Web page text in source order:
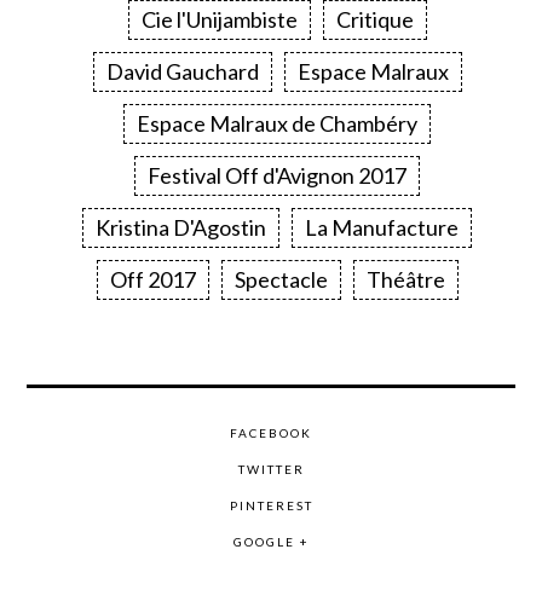
Cie l'Unijambiste
Critique
David Gauchard
Espace Malraux
Espace Malraux de Chambéry
Festival Off d'Avignon 2017
Kristina D'Agostin
La Manufacture
Off 2017
Spectacle Théâtre
FACEBOOK
TWITTER
PINTEREST
GOOGLE +